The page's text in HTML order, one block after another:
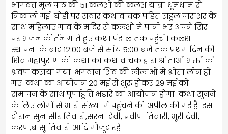
भागवत मूल पाठ की 51 कलशों की कलश यात्रा धूमधाम से
निकाली गई। घोड़ी पर सवार कथावाचक पंडित राहुल पाराशर के
साथ महिलाएं गांव के मंदिर से कलशों में पानी भर अपने सिर
पर भजन कीर्तन गाते हुए कथा पंडाल तक पहुंची। कलश
स्थापना के बाद 12:00 बजे से सांय 5:00 बजे तक प्रथम दिन की
शिव महापुराण की कथा का कथावाचक द्वारा श्रोताओं भक्तों को
श्रवण कराया गया। भगवान शिव की लीलाओं में श्रोता लीन हो
गए। कथा का आयोजन 20 मई से शुरू होकर 29 मई को
समापन के साथ पूर्णाहुति भंडारे का आयोजन होगा। कथा सुनने
के लिए लोगों से भारी संख्या में पहुंचने की अपील की गई है। इस
दौरान सुनासीर तिवारी,सरना देवी, प्रवीण तिवारी, भूरी देवी,
करण,बासू तिवारी आदि मौजूद रहे।